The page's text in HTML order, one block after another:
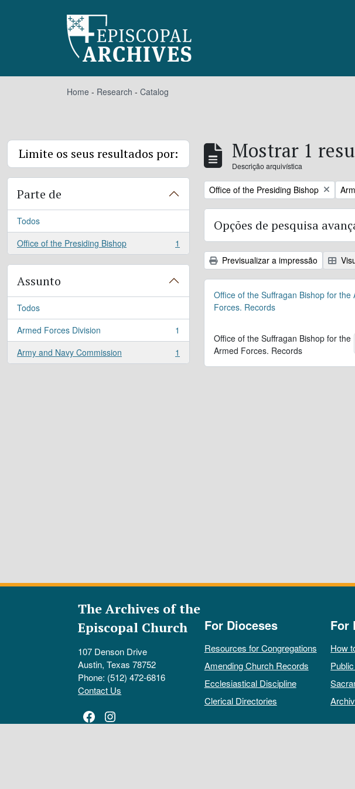
Home - Research - Catalog
Limite os seus resultados por:
Parte de
Todos
Office of the Presiding Bishop
, 1 resultados 1
Assunto
Todos
Armed Forces Division
, 1 resultados
1
Army and Navy Commission
, 1 resultados 1
Mostrar 1
Descrição arquivística
Remove filter:
Office of the Presiding Bishop
Opções de pesquisa
Previsualizar a impressão
Office of the Suffragan Bishop for the
Forces. Records
Office of the Suffragan Bishop for the
Armed Forces. Records
The Archives of the
Episcopal Church
107 Denson Drive
Austin, Texas 78752
Phone: (512) 472-6816
Contact Us
Facebook
Instagram
For Dioceses
Resources for Congregations
Amending Church Records
Ecclesiastical Discipline
Clerical Directories
For
How